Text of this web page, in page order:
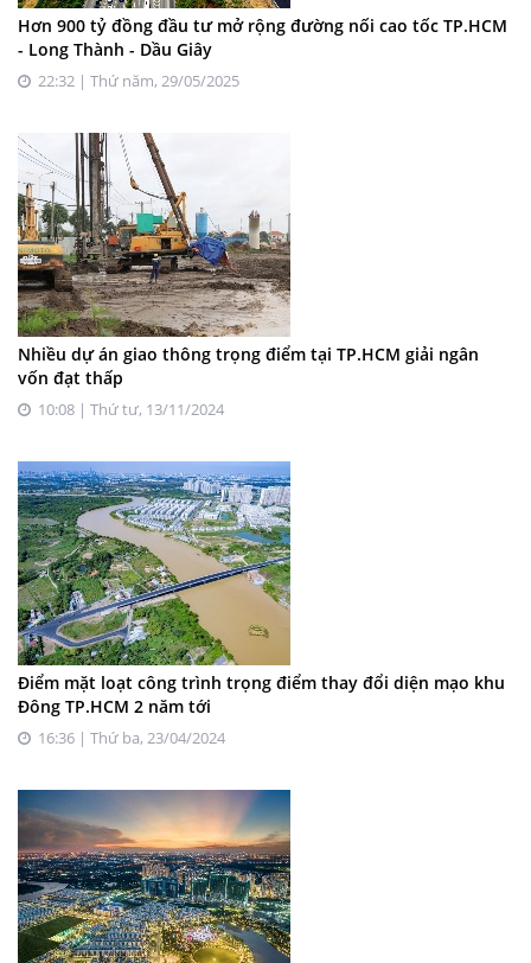
Hơn 900 tỷ đồng đầu tư mở rộng đường nối cao tốc TP.HCM
- Long Thành - Dầu Giây
22:32 | Thứ năm, 29/05/2025
Nhiều dự án giao thông trọng điểm tại TP.HCM giải ngân
vốn đạt thấp
10:08 | Thứ tư, 13/11/2024
Điểm mặt loạt công trình trọng điểm thay đổi diện mạo khu
Đông TP.HCM 2 năm tới
16:36 | Thứ ba, 23/04/2024